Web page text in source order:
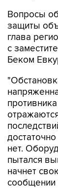
Вопросы
защиты
глава
с
Беком
нет.
пытался
начнет